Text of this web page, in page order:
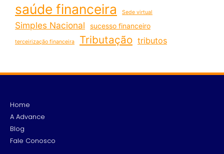
saúde financeira Sede virtual
Simples Nacional sucesso financeiro
terceirização financeira Tributação tributos
Home
A Advance
Blog
Fale Conosco